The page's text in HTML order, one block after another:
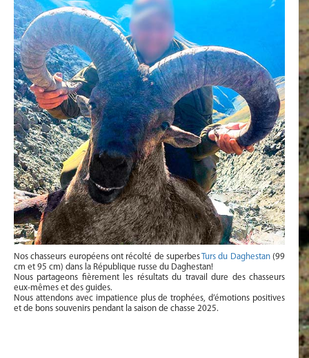
Nos chasseurs européens ont récolté de superbesTurs du Daghestan(99
cm et 95 cm) dans la République russe du Daghestan!
Nous partageons fièrement les résultats du travail dure des chasseurs
eux-mêmes et des guides.
Nous attendons avec impatience plus de trophées, d’émotions positives
et de bons souvenirs pendant la saison de chasse 2025.